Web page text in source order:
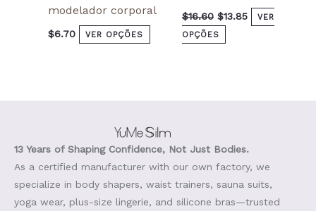
modelador corporal
$6.70 VER OPÇÕES
$16.60 $13.85
VER
OPÇÕES
13 Years of Shaping Confidence, Not Just Bodies.
As a certified manufacturer with our own factory, we
specialize in body shapers, waist trainers, sauna suits,
yoga wear, plus-size lingerie, and silicone bras—trusted